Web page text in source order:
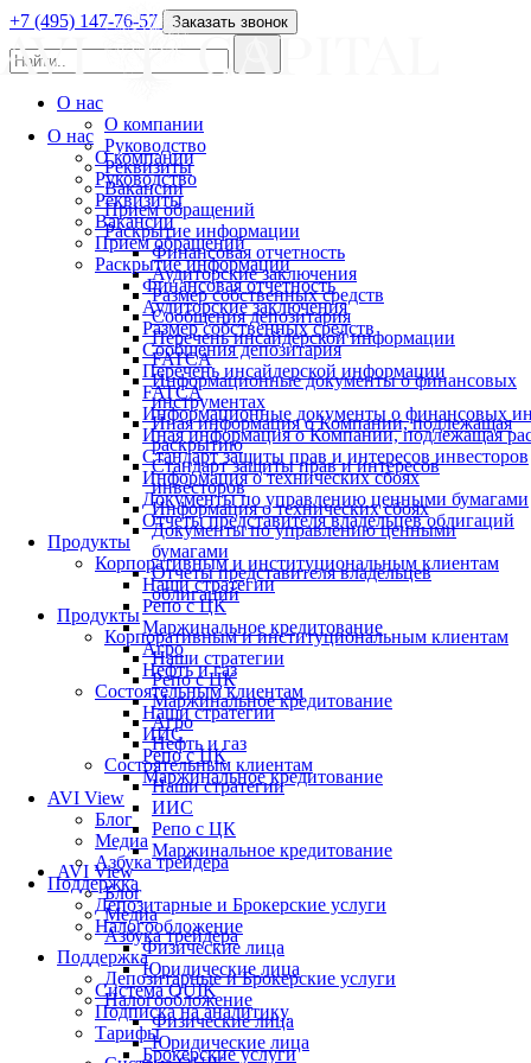
О нас
О компании
Руководство
Реквизиты
Вакансии
Прием обращений
Раскрытие информации
Финансовая отчетность
Аудиторские заключения
Размер собственных средств
Сообщения депозитария
Перечень инсайдерской информации
FATCA
Информационные документы о финансовых
Иная информация о Компании, подлежащая
Стандарт защиты прав и интересов инвесторов
Информация о технических сбоях
Документы по управлению ценными бумагами
Отчеты представителя владельцев облигаций
Продукты
Корпоративным и институциональным клиентам
Наши стратегии
Репо с ЦК
Маржинальное кредитование
Агро
Нефть и газ
Состоятельным клиентам
Наши стратегии
ИИС
Репо с ЦК
Маржинальное кредитование
AVI View
Блог
Медиа
Азбука трейдера
Поддержка
Депозитарные и Брокерские услуги
Налогообложение
Физические лица
Юридические лица
Система QUIK
Подписка на аналитику
Тарифы
Брокерские услуги
+7 (495) 147-76-57 Заказать звонок
О нас
О компании
Руководство
Реквизиты
Вакансии
Прием обращений
Раскрытие информации
Финансовая отчетность
Аудиторские заключения
Размер собственных средств
Сообщения депозитария
Перечень инсайдерской информации
FATCA
Информационные документы о финансовых
инструментах
Иная информация о Компании, подлежащая
раскрытию
Стандарт защиты прав и интересов
инвесторов
Информация о технических сбоях
Документы по управлению ценными
бумагами
Отчеты представителя владельцев
облигаций
Продукты
Корпоративным и институциональным клиентам
Наши стратегии
Репо с ЦК
Маржинальное кредитование
Агро
Нефть и газ
Состоятельным клиентам
Наши стратегии
ИИС
Репо с ЦК
Маржинальное кредитование
AVI View
Блог
Медиа
Азбука трейдера
Поддержка
Депозитарные и Брокерские услуги
Налогообложение
Физические лица
Юридические лица